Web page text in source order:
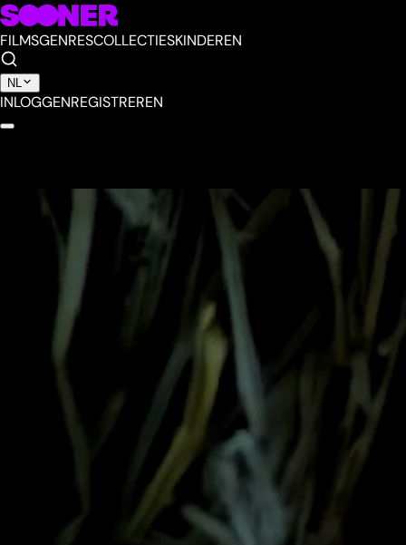
FILMSGENRESCOLLECTIESKINDEREN
NL
INLOGGENREGISTREREN